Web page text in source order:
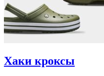
Хаки кроксы